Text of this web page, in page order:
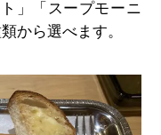
」「スープモーニ
から選べます。